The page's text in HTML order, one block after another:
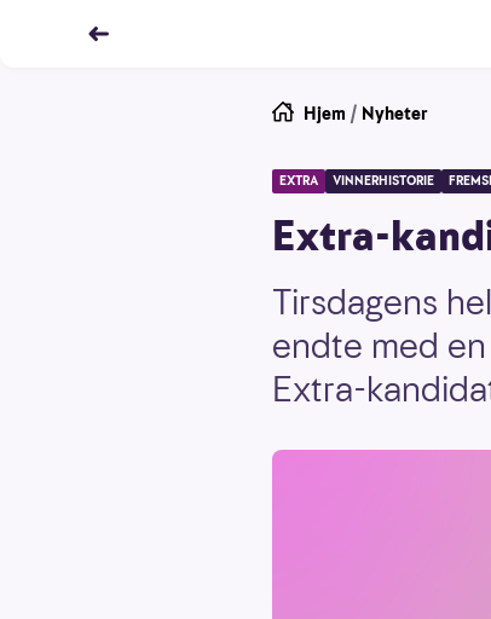
Hjem / Nyheter
EXTRA VINNERHISTORIE
Extra-
Tirsdagens
endte med
Extra-